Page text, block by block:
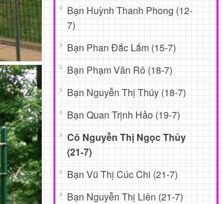
Bạn Huỳnh Thanh Phong (12-
7)
Bạn Phan Đắc Lắm (15-7)
Bạn Phạm Văn Rô (18-7)
Bạn Nguyễn Thị Thúy (18-7)
Bạn Quan Trịnh Hảo (19-7)
Cô Nguyễn Thị Ngọc Thủy
(21-7)
Bạn Vũ Thị Cúc Chi (21-7)
Bạn Nguyễn Thị Liên (21-7)